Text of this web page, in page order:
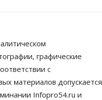
графические
с
материалов допускается
Infopro54.ru и